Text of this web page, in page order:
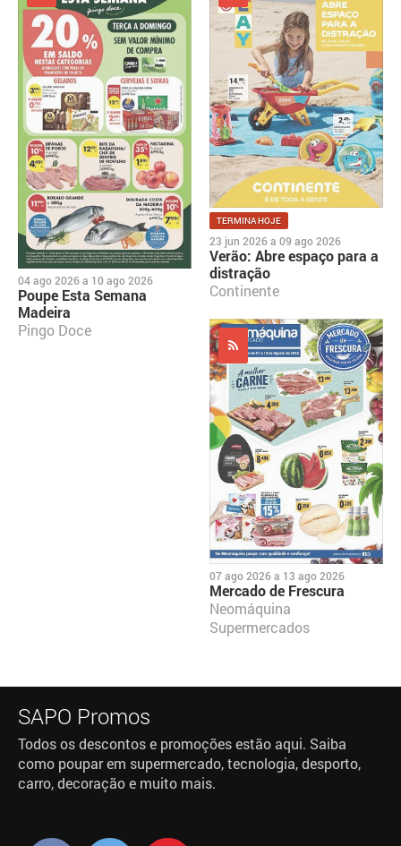
04 ago 2026 a 10 ago 2026
Poupe Esta Semana
Madeira
Pingo Doce
TERMINA HOJE
23 jun 2026 a 09 ago 2026
Verão: Abre espaço para a
distração
Continente
07 ago 2026 a 13 ago 2026
Mercado de Frescura
Neomáquina
Supermercados
SAPO Promos
Todos os descontos e promoções estão aqui. Saiba
como poupar em supermercado, tecnologia, desporto,
carro, decoração e muito mais.